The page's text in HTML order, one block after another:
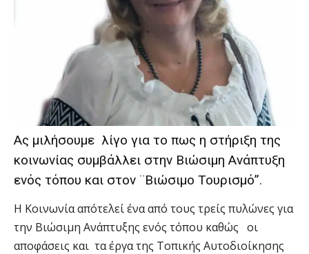
Ας μιλήσουμε λίγο για το πως η στήριξη της
κοινωνίας συμβάλλει στην Βιώσιμη Ανάπτυξη
ενός τόπου και στον ¨Βιώσιμο Τουρισμό”.
Η Κοινωνία απότελεί ένα από τους τρείς πυλώνες για
την Βιώσιμη Ανάπτυξης ενός τόπου καθώς οι
αποφάσεις και τα έργα της Τοπικής Αυτοδιοίκησης